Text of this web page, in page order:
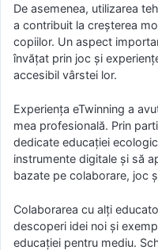
De asemenea, utilizarea
a contribuit la creșterea
copiilor. Un aspect
învățat prin joc și
accesibil vârstei lor.
Experiența eTwinning a
mea profesională. Prin
dedicate educației
instrumente digitale și să
bazate pe colaborare, joc
Colaborarea cu alți
descoperi idei noi și
educației pentru mediu.